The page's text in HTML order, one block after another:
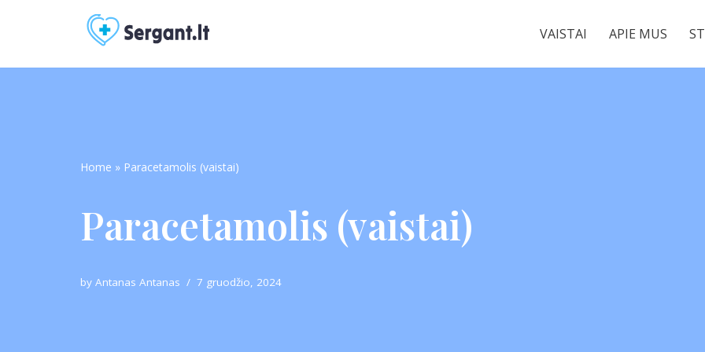
VAISTAI APIE MUS
Home » Paracetamolis (vaistai)
Paracetamolis (vaistai)
by Antanas Antanas 7 gruodžio, 2024